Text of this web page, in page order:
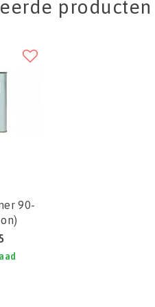
producten
90-